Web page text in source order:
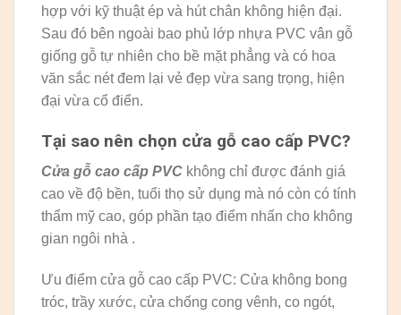
hợp với kỹ thuật ép và hút chân không hiện đại.
Sau đó bên ngoài bao phủ lớp nhựa PVC vân gỗ
giống gỗ tự nhiên cho bề mặt phẳng và có hoa
văn sắc nét đem lại vẻ đẹp vừa sang trọng, hiện
đại vừa cổ điển.
Tại sao nên chọn cửa gỗ cao cấp PVC?
Cửa gỗ cao cấp PVC không chỉ được đánh giá
cao về độ bền, tuổi thọ sử dụng mà nó còn có tính
thẩm mỹ cao, góp phần tạo điểm nhấn cho không
gian ngôi nhà .
Ưu điểm cửa gỗ cao cấp PVC: Cửa không bong
tróc, trầy xước, cửa chống cong vênh, co ngót,